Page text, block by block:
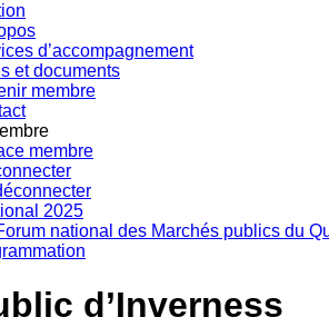
d’accompagnement
et documents
membre
membre
2025
national des Marchés publics du
d’Inverness